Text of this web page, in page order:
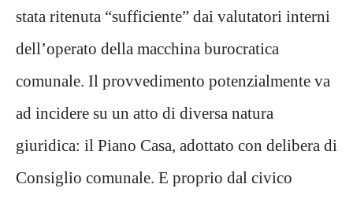
stata ritenuta “sufficiente” dai valutatori interni
dell’operato della macchina burocratica
comunale. Il provvedimento potenzialmente va
ad incidere su un atto di diversa natura
giuridica: il Piano Casa, adottato con delibera di
Consiglio comunale. E proprio dal civico